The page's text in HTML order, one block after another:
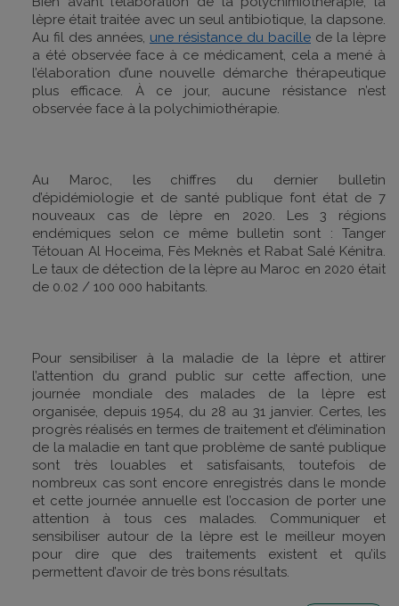
lèpre était traitée avec un seul antibiotique, la dapsone.
Au fil des années, une résistance du bacillede la lèpre
a été observée face à ce médicament, cela a mené à
l’élaboration d’une nouvelle démarche thérapeutique
plus efficace. À ce jour, aucune résistance n’est
observée face à la polychimiothérapie.
Au Maroc, les chiffres du dernier bulletin
d’épidémiologie et de santé publique font état de 7
nouveaux cas de lèpre en 2020. Les 3 régions
endémiques selon ce même bulletin sont : Tanger
Tétouan Al Hoceima, Fès Meknès et Rabat Salé Kénitra.
Le taux de détection de la lèpre au Maroc en 2020 était
de 0.02 / 100 000 habitants.
Pour sensibiliser à la maladie de la lèpre et attirer
l’attention du grand public sur cette affection, une
journée mondiale des malades de la lèpre est
organisée, depuis 1954, du 28 au 31 janvier. Certes, les
progrès réalisés en termes de traitement et d’élimination
de la maladie en tant que problème de santé publique
sont très louables et satisfaisants, toutefois de
nombreux cas sont encore enregistrés dans le monde
et cette journée annuelle est l’occasion de porter une
attention à tous ces malades. Communiquer et
sensibiliser autour de la lèpre est le meilleur moyen
pour dire que des traitements existent et qu’ils
permettent d’avoir de très bons résultats.